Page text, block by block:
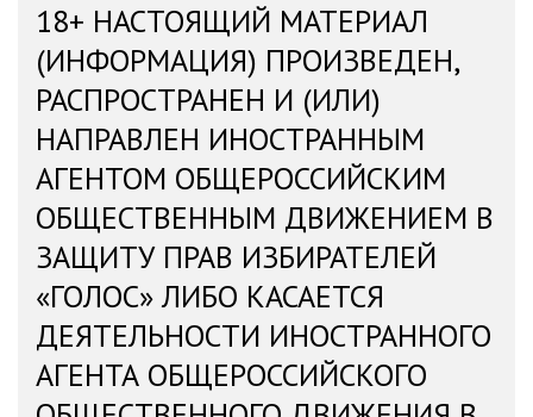
18+ НАСТОЯЩИЙ МАТЕРИАЛ
(ИНФОРМАЦИЯ) ПРОИЗВЕДЕН,
РАСПРОСТРАНЕН И (ИЛИ)
НАПРАВЛЕН ИНОСТРАННЫМ
АГЕНТОМ ОБЩЕРОССИЙСКИМ
ОБЩЕСТВЕННЫМ ДВИЖЕНИЕМ В
ЗАЩИТУ ПРАВ ИЗБИРАТЕЛЕЙ
«ГОЛОС» ЛИБО КАСАЕТСЯ
ДЕЯТЕЛЬНОСТИ ИНОСТРАННОГО
АГЕНТА ОБЩЕРОССИЙСКОГО